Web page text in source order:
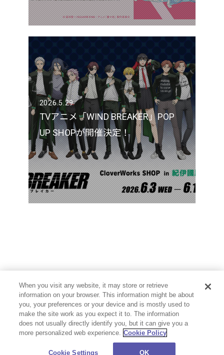
2026.5.29
TVアニメ「WIND BREAKER」POP
UP SHOPが開催決定！
プライバシーポリシー お問い合わせ Cookie Settings
When you visit any website, it may store or retrieve
information on your browser. This information might be about
you, your preferences or your device and is mostly used to
make the site work as you expect it to. The information
does not usually directly identify you, but it can give you a
more personalized web experience. Cookie Policy
Cookie Settings OK